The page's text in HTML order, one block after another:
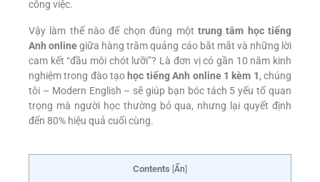
công việc.
Vậy làm thế nào để chọn đúng một trung tâm học tiếng
Anh onlinegiữa hàng trăm quảng cáo bắt mắt và những lời
cam kết “đầu môi chót lưỡi”? Là đơn vị có gần 10 năm kinh
nghiệm trong đào tạo học tiếng Anh online 1 kèm 1, chúng
tôi – Modern English – sẽ giúp bạn bóc tách 5 yếu tố quan
trọng mà người học thường bỏ qua, nhưng lại quyết định
đến 80% hiệu quả cuối cùng.
Contents Ẩn